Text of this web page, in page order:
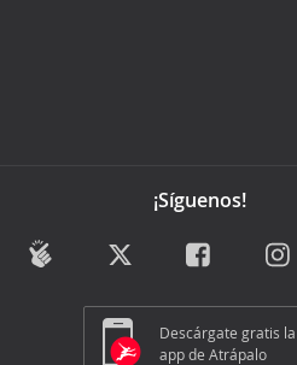
¡Síguenos!
Descárgate gratis la
app de Atrápalo